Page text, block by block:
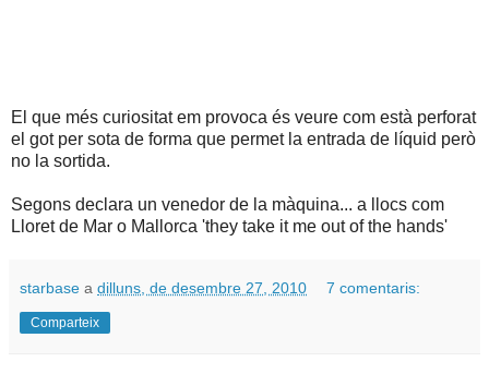
El que més curiositat em provoca és veure com està perforat
el got per sota de forma que permet la entrada de líquid però
no la sortida.
Segons declara un venedor de la màquina... a llocs com
Lloret de Mar o Mallorca 'they take it me out of the hands'
starbase a dilluns, de desembre 27, 2010 7 comentaris:
Comparteix